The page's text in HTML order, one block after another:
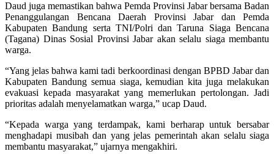
Daud juga memastikan bahwa Pemda Provinsi Jabar bersama Badan
Penanggulangan Bencana Daerah Provinsi Jabar dan Pemda
Kabupaten Bandung serta TNI/Polri dan Taruna Siaga Bencana
(Tagana) Dinas Sosial Provinsi Jabar akan selalu siaga membantu
warga.
“Yang jelas bahwa kami tadi berkoordinasi dengan BPBD Jabar dan
Kabupaten Bandung semua siaga, kemudian kita juga melakukan
evakuasi kepada masyarakat yang memerlukan pertolongan. Jadi
prioritas adalah menyelamatkan warga,” ucap Daud.
“Kepada warga yang terdampak, kami berharap untuk bersabar
menghadapi musibah dan yang jelas pemerintah akan selalu siaga
membantu masyarakat,” ujarnya mengakhiri.